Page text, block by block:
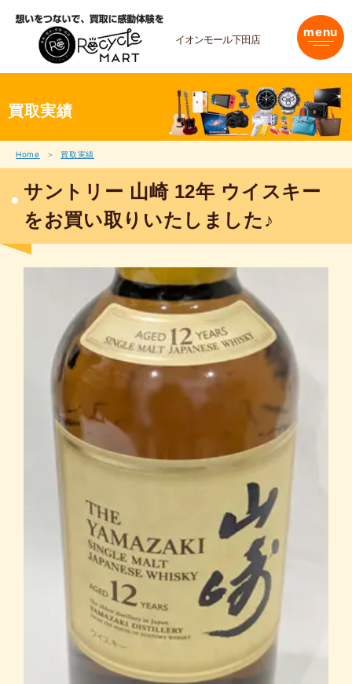
イオンモール下田店 menu
買取実績
Home 買取実績
サントリー 山崎 12年 ウイスキー
をお買い取りいたしました♪